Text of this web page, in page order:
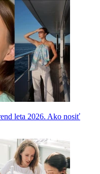
leta 2026. Ako nosiť